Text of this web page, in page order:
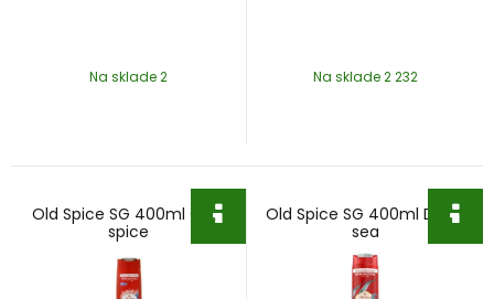
Na sklade 2 Na sklade 2 232
Old Spice SG 400ml Cold
spice
Old Spice SG 400ml Deep
sea